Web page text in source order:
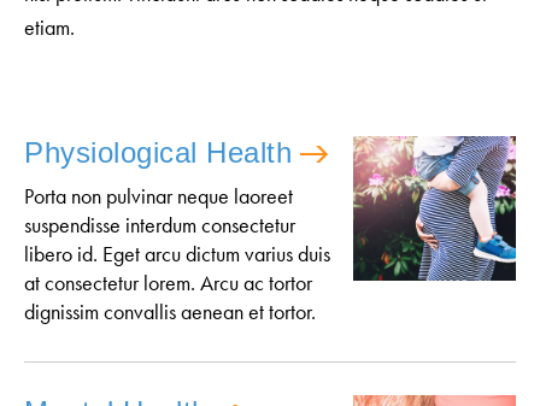
etiam.
Physiological Health
Porta non pulvinar neque laoreet
suspendisse interdum consectetur
libero id. Eget arcu dictum varius duis
at consectetur lorem. Arcu ac tortor
dignissim convallis aenean et tortor.